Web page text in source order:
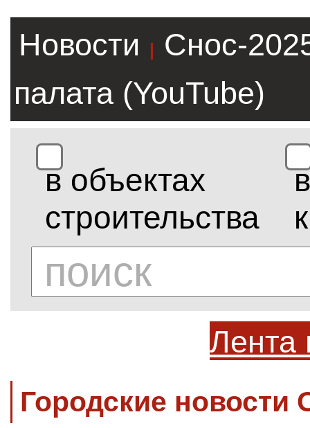
Новости |
Снос-
палата (YouTube)
в объектах
строительства
в
Лента
Городские новости